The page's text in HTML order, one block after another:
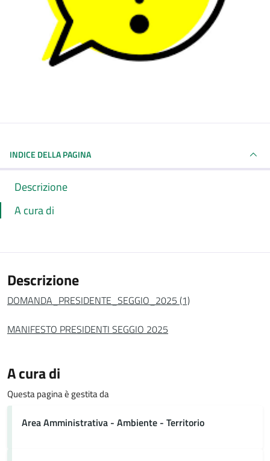
INDICE DELLA PAGINA
Descrizione
A cura di
Descrizione
DOMANDA_PRESIDENTE_SEGGIO_2025 (1)
MANIFESTO PRESIDENTI SEGGIO 2025
A cura di
Questa pagina è gestita da
Area Amministrativa - Ambiente - Territorio